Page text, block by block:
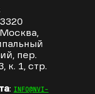
Москва,
пер.
к. 1, стр.
: INFO@NVI-